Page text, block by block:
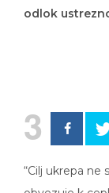
odlok
3
“Cilj ukrepa ne